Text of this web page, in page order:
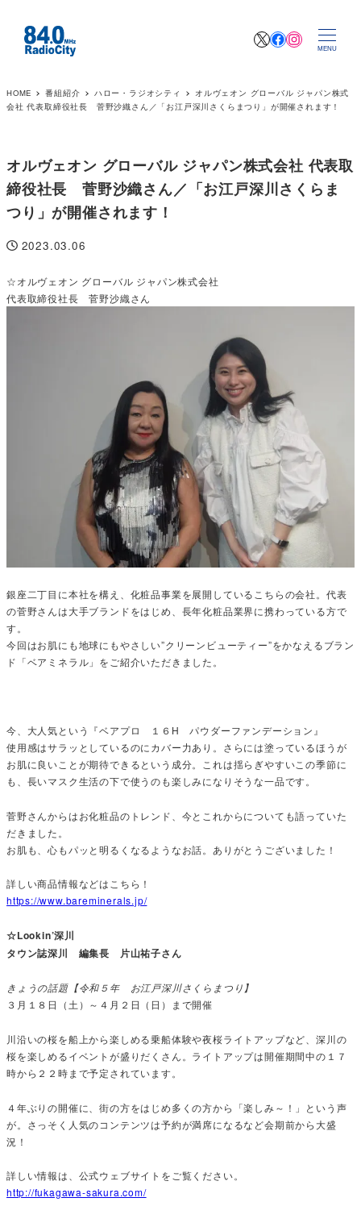
XFacebook
MENU
HOME 番組紹介 ハロー・ラジオシティ
オルヴェオン グローバル ジャパン株式
会社 代表取締役社長 菅野沙織さん／「お江戸深川さくらまつり」が開催されます！
オルヴェオン グローバル ジャパン株式会社 代表取
締役社長 菅野沙織さん／「お江戸深川さくらま
つり」が開催されます！
投稿日
2023.03.06
☆オルヴェオン グローバル ジャパン株式会社
代表取締役社長 菅野沙織さん
銀座二丁目に本社を構え、化粧品事業を展開しているこちらの会社。代表
の菅野さんは大手ブランドをはじめ、長年化粧品業界に携わっている方で
す。
今回はお肌にも地球にもやさしい”クリーンビューティー”をかなえるブラン
ド「ベアミネラル」をご紹介いただきました。
今、大人気という『ベアプロ １６H パウダーファンデーション』
使用感はサラッとしているのにカバー力あり。さらには塗っているほうが
お肌に良いことが期待できるという成分。これは揺らぎやすいこの季節に
も、長いマスク生活の下で使うのも楽しみになりそうな一品です。
菅野さんからはお化粧品のトレンド、今とこれからについても語っていた
だきました。
お肌も、心もパッと明るくなるようなお話。ありがとうございました！
詳しい商品情報などはこちら！
https://www.bareminerals.jp/
☆Lookin’深川
タウン誌深川 編集長 片山祐子さん
きょうの話題【令和５年 お江戸深川さくらまつり】
３月１８日（土）～４月２日（日）まで開催
川沿いの桜を船上から楽しめる乗船体験や夜桜ライトアップなど、深川の
桜を楽しめるイベントが盛りだくさん。ライトアップは開催期間中の１７
時から２２時まで予定されています。
４年ぶりの開催に、街の方をはじめ多くの方から「楽しみ～！」という声
が。さっそく人気のコンテンツは予約が満席になるなど会期前から大盛
況！
詳しい情報は、公式ウェブサイトをご覧ください。
http://fukagawa-sakura.com/